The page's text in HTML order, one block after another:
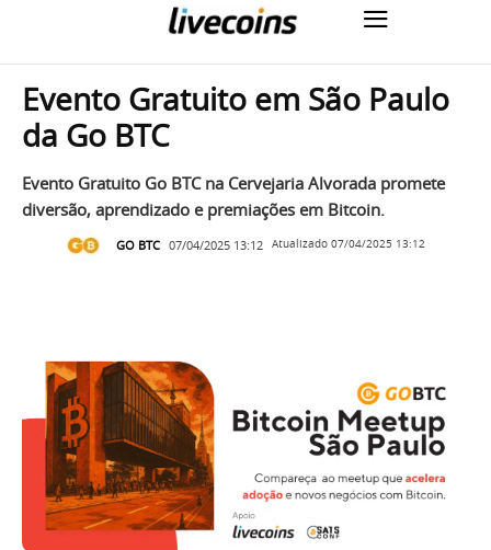
Evento Gratuito em São Paulo
da Go BTC
Evento Gratuito Go BTC na Cervejaria Alvorada promete
diversão, aprendizado e premiações em Bitcoin.
GO BTC 07/04/2025 13:12 Atualizado 07/04/2025 13:12